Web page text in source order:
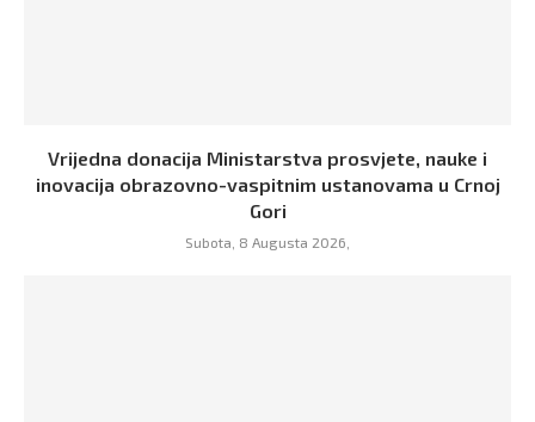
Vrijedna donacija Ministarstva prosvjete, nauke i
inovacija obrazovno-vaspitnim ustanovama u Crnoj
Gori
Subota, 8 Augusta 2026,